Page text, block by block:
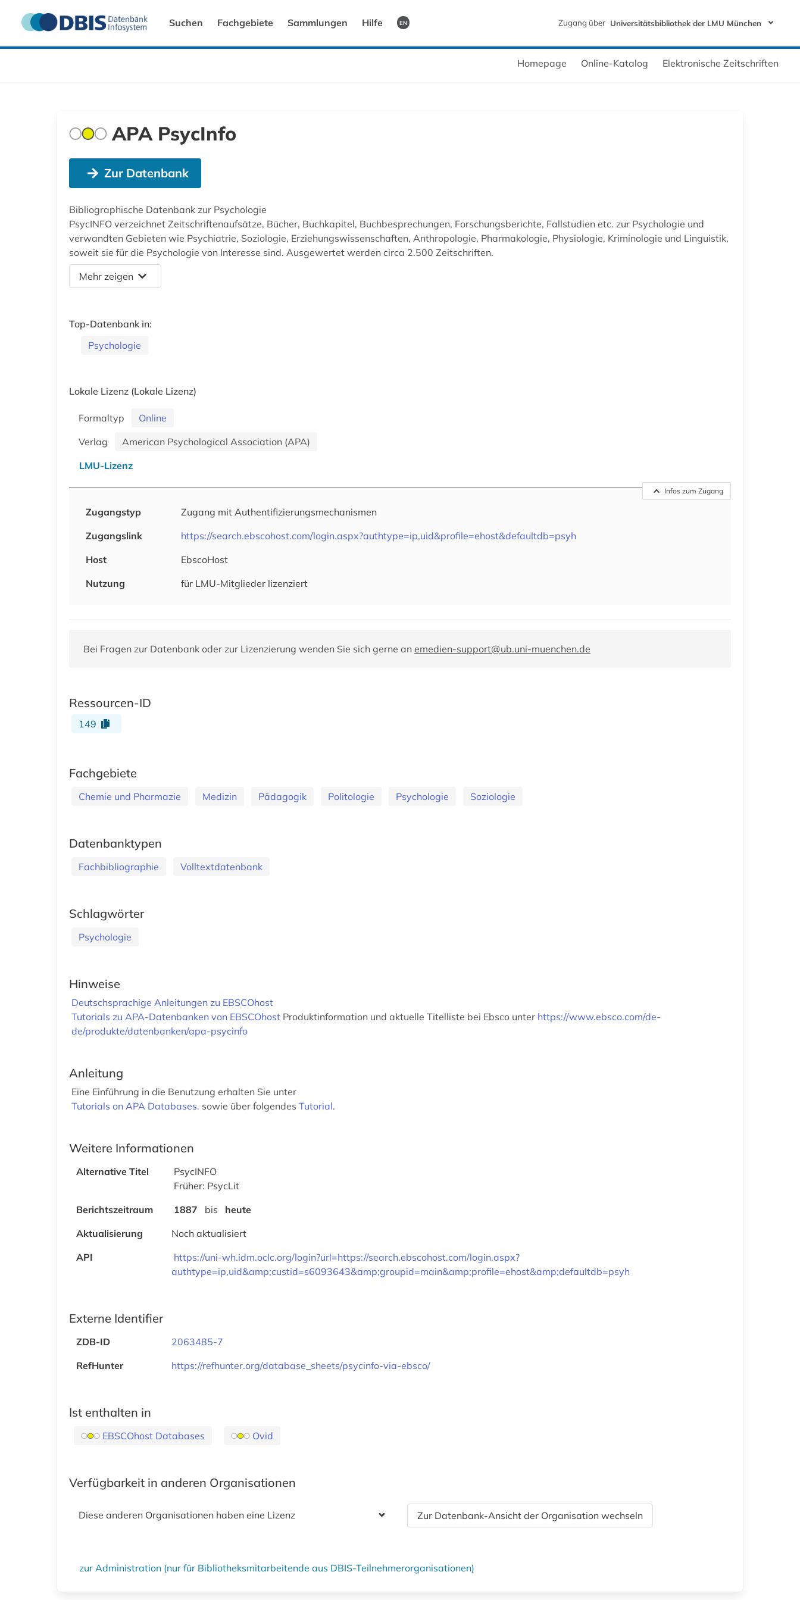
Suchen Fachgebiete Sammlungen Hilfe EN Zugang über Universitätsbibliothek der LMU München
Homepage Online-Katalog Elektronische Zeitschriften
APA PsycInfo
Zur Datenbank
Bibliographische Datenbank zur Psychologie
PsycINFO verzeichnet Zeitschriftenaufsätze, Bücher, Buchkapitel, Buchbesprechungen, Forschungsberichte, Fallstudien etc. zur Psychologie und
verwandten Gebieten wie Psychiatrie, Soziologie, Erziehungswissenschaften, Anthropologie, Pharmakologie, Physiologie, Kriminologie und Linguistik,
soweit sie für die Psychologie von Interesse sind. Ausgewertet werden circa 2.500 Zeitschriften.
Mehr zeigen
Top-Datenbank in:
Psychologie
Lokale Lizenz (Lokale Lizenz)
Formaltyp
Online
Verlag
American Psychological Association (APA)
LMU-Lizenz
Infos zum Zugang
Zugangstyp
Zugang mit Authentifizierungsmechanismen
Zugangslink
https://search.ebscohost.com/login.aspx?authtype=ip,uid&profile=ehost&defaultdb=psyh
Host
EbscoHost
Nutzung
für LMU-Mitglieder lizenziert
Bei Fragen zur Datenbank oder zur Lizenzierung wenden Sie sich gerne an emedien-support@ub.uni-muenchen.de
Ressourcen-ID
149
Fachgebiete
Chemie und Pharmazie Medizin Pädagogik Politologie Psychologie Soziologie
Datenbanktypen
Fachbibliographie Volltextdatenbank
Schlagwörter
Psychologie
Hinweise
Deutschsprachige Anleitungen zu EBSCOhost
Tutorials zu APA-Datenbanken von EBSCOhost Produktinformation und aktuelle Titelliste bei Ebsco unter https://www.ebsco.com/de-
de/produkte/datenbanken/apa-psycinfo
Anleitung
Eine Einführung in die Benutzung erhalten Sie unter
Tutorials on APA Databases. sowie über folgendes Tutorial.
Weitere Informationen
Alternative Titel
PsycINFO
Früher: PsycLit
Berichtszeitraum
1887 bis
heute
Aktualisierung
Noch aktualisiert
API
https://uni-wh.idm.oclc.org/login?url=https://search.ebscohost.com/login.aspx?
authtype=ip,uid&amp;custid=s6093643&amp;groupid=main&amp;profile=ehost&amp;defaultdb=psyh
Externe Identifier
ZDB-ID
2063485-7
RefHunter
https://refhunter.org/database_sheets/psycinfo-via-ebsco/
Ist enthalten in
EBSCOhost Databases Ovid
Verfügbarkeit in anderen Organisationen
Diese anderen Organisationen haben eine Lizenz Zur Datenbank-Ansicht der Organisation wechseln
zur Administration (nur für Bibliotheksmitarbeitende aus DBIS-Teilnehmerorganisationen)